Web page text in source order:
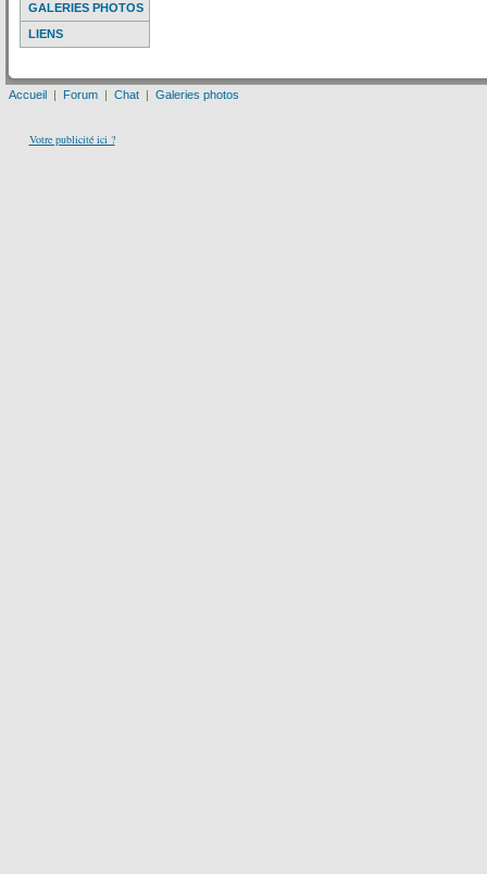
GALERIES PHOTOS
LIENS
Accueil | Forum | Chat | Galeries photos
Votre publicité ici ?